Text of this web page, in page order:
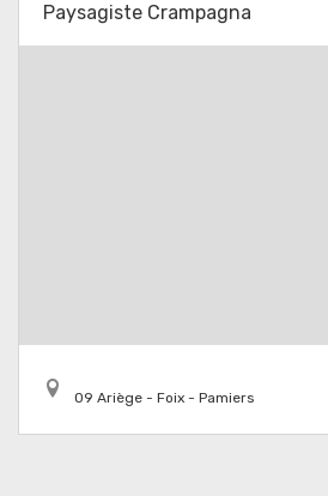
Paysagiste Crampagna
09 Ariège - Foix - Pamiers